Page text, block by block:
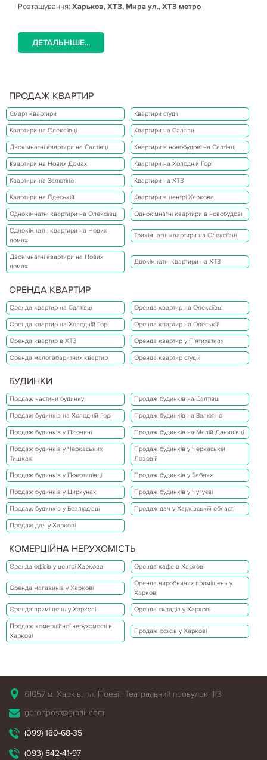
Розташування: Харьков, ХТЗ, Мира ул., ХТЗ метро
ДЕТАЛЬНІШЕ...
ПРОДАЖ КВАРТИР
Смарт квартири Квартири студії
Квартири на Олексіївці Квартири на Салтівці
Двокімнатні квартири на Салтівці Квартири в новобудові на Салтівці
Квартири на Нових Домах Квартири на Холодній Горі
Квартири на Залютіно Квартири на ХТЗ
Квартири на Одеській Квартири в центрі Харкова
Однокімнатні квартири на Олексіївці Однокімнатні квартири в новобудові
Однокімнатні квартири на Нових
домах
Трикімнатні квартири на Олексіївці
Двокімнатні квартири на Нових
домах
Двокімнатні квартири на ХТЗ
ОРЕНДА КВАРТИР
Оренда квартир на Салтівці Оренда квартир на Олексіївці
Оренда квартир на Холодній Горі Оренда квартир на Одеській
Оренда квартир в ХТЗ Оренда квартир у П'ятихатках
Оренда малогабаритних квартир Оренда квартир студій
БУДИНКИ
Продаж частини будинку Продаж будинків на Салтівці
Продаж будинків на Холодній Горі Продаж будинків на Залютіно
Продаж будинків у Пісочині Продаж будинків на Малій Данилівці
Продаж будинків у Черкаських
Тишках
Продаж будинків у Черкаській
Лозовій
Продаж будинків у Покотилівці Продаж будинків у Бабаях
Продаж будинків у Циркунах Продаж будинків у Чугуєві
Продаж будинків у Безлюдівці Продаж дач у Харківській області
Продаж дач у Харкові
КОМЕРЦІЙНА НЕРУХОМІСТЬ
Оренда офісів у центрі Харкова Оренда кафе в Харкові
Оренда магазинів у Харкові
Оренда виробничих приміщень у
Харкові
Оренда приміщень у Харкові Оренда складів у Харкові
Продаж комерційної нерухомості в
Харкові
Продаж офісів у Харкові
61057 м. Харків, пл. Поезії, Театральний провулок, 1/3
gorodpost@gmail.com
(099) 180-68-35
(093) 842-41-97